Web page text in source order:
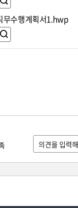
무수행계획서1.hwp